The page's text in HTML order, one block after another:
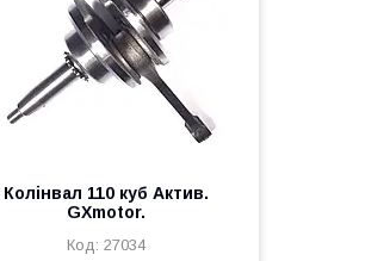
Колінвал 110 куб Актив.
GXmotor.
27034